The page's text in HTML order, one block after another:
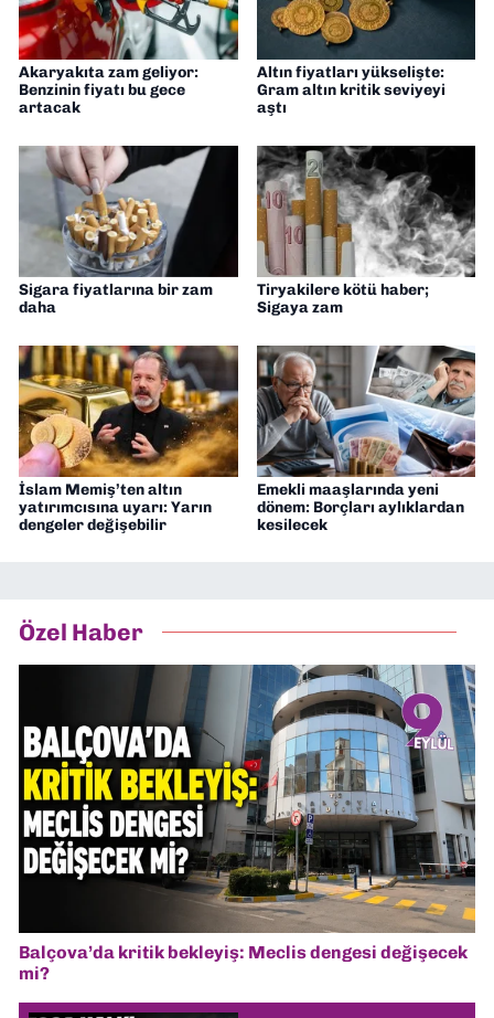
Akaryakıta zam geliyor:
Benzinin fiyatı bu gece
artacak
Altın fiyatları yükselişte:
Gram altın kritik seviyeyi
aştı
Sigara fiyatlarına bir zam
daha
Tiryakilere kötü haber;
Sigaya zam
İslam Memiş’ten altın
yatırımcısına uyarı: Yarın
dengeler değişebilir
Emekli maaşlarında yeni
dönem: Borçları aylıklardan
kesilecek
Özel Haber
Balçova’da kritik bekleyiş: Meclis dengesi değişecek
mi?